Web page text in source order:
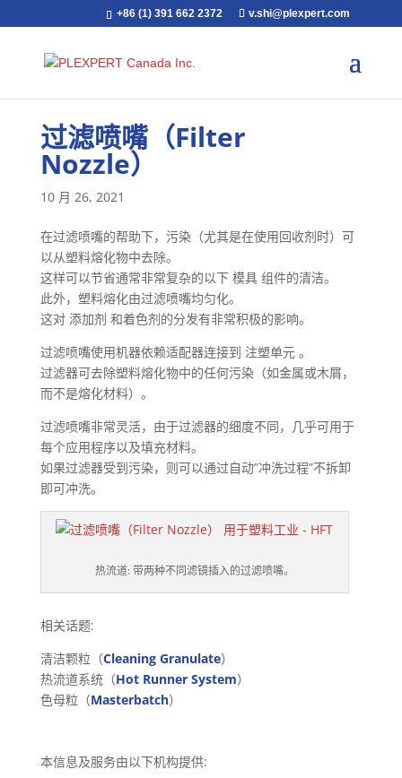
+86 (1) 391 662 2372 v.shi@plexpert.com
过滤喷嘴（Filter
Nozzle）
10 月 26, 2021
在过滤喷嘴的帮助下，污染（尤其是在使用回收剂时）可
以从塑料熔化物中去除。
这样可以节省通常非常复杂的以下 模具 组件的清洁。
此外，塑料熔化由过滤喷嘴均匀化。
这对 添加剂 和着色剂的分发有非常积极的影响。
过滤喷嘴使用机器依赖适配器连接到 注塑单元 。
过滤器可去除塑料熔化物中的任何污染（如金属或木屑，
而不是熔化材料）。
过滤喷嘴非常灵活，由于过滤器的细度不同，几乎可用于
每个应用程序以及填充材料。
如果过滤器受到污染，则可以通过自动”冲洗过程”不拆卸
即可冲洗。
热流道: 带两种不同滤镜插入的过滤喷嘴。
相关话题:
清洁颗粒（Cleaning Granulate）
热流道系统（Hot Runner System）
色母粒（Masterbatch）
本信息及服务由以下机构提供: